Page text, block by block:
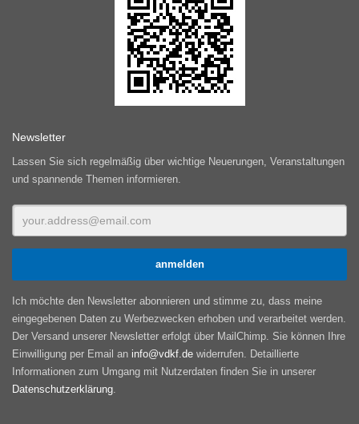
Newsletter
Lassen Sie sich regelmäßig über wichtige Neuerungen, Veranstaltungen
und spannende Themen informieren.
Ich möchte den Newsletter abonnieren und stimme zu, dass meine
eingegebenen Daten zu Werbezwecken erhoben und verarbeitet werden.
Der Versand unserer Newsletter erfolgt über MailChimp. Sie können Ihre
Einwilligung per Email an info@vdkf.de widerrufen. Detaillierte
Informationen zum Umgang mit Nutzerdaten finden Sie in unserer
Datenschutzerklärung.